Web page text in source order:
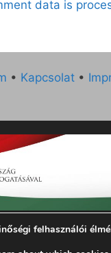
data is
• Kapcsolat •
hetilap 2014.
EGYH-KCP-14-P-
3 000 000 Ft
felhasználói